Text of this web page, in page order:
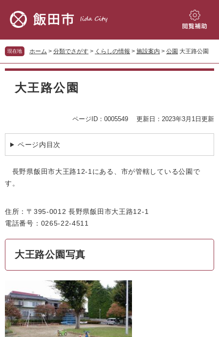
先
頭
を
飛
閲
補
現在地 ホーム > 分類でさがす > くらしの情報 > 施設案内 > 公園 大王路公園
本
大王路公園
ページID：0005549 更新日：2023年3月1日更新
ページ内目次
長野県飯田市大王路12-1にある、市が管轄している公園で
す。
住所：〒395-0012 長野県飯田市大王路12-1
電話番号：0265-22-4511
大王路公園写真